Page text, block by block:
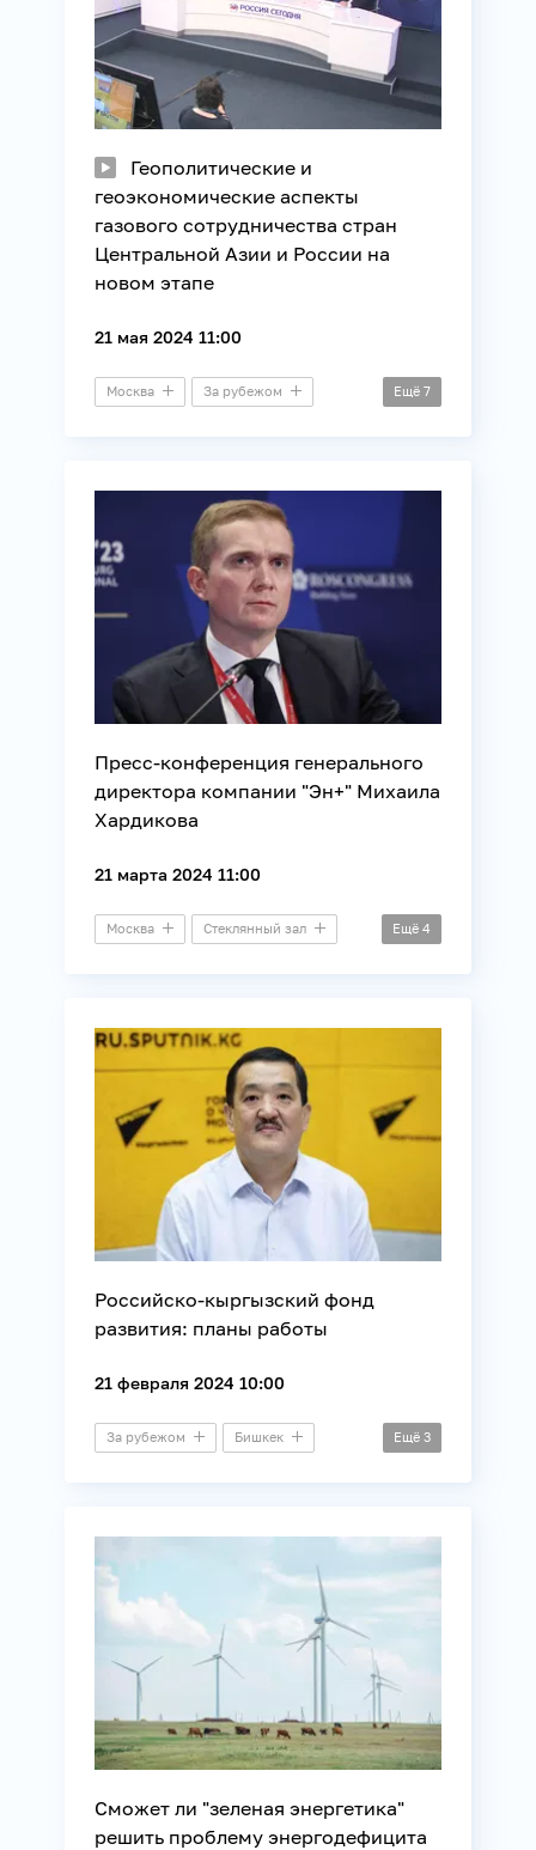
Геополитические и
геоэкономические аспекты
газового сотрудничества стран
Центральной Азии и России на
новом этапе
21 мая 2024 11:00
Москва За рубежом
Международные отношения
Энергетика
Ещё 7
Пресс-конференция генерального
директора компании "Эн+" Михаила
Хардикова
21 марта 2024 11:00
Москва Стеклянный зал Ещё 4
Российско-кыргызский фонд
развития: планы работы
21 февраля 2024 10:00
За рубежом Бишкек Ещё 3
Сможет ли "зеленая энергетика"
решить проблему энергодефицита